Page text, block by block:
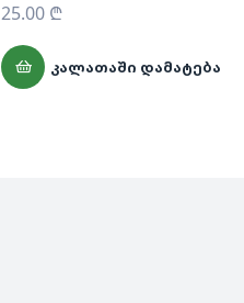
25.00 ₾
ᲙᲐᲚᲐᲗᲐᲨᲘ ᲓᲐᲛᲐᲢᲔᲑᲐ